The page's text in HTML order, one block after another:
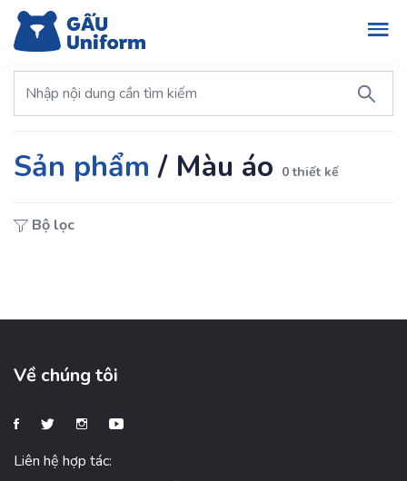
Sản phẩm / Màu áo 0 thiết kế
Bộ lọc
Về chúng tôi
Liên hệ hợp tác: